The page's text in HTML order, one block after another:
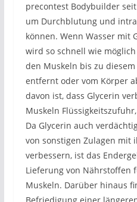
precontest Bodybuilder
um Durchblutung und
können. Wenn Wasser mit
wird so schnell wie
den Muskeln bis zu
entfernt oder vom Körper
davon ist, dass Glycerin
Muskeln
Da Glycerin auch
von sonstigen Zulagen mit
verbessern, ist das
Lieferung von Nährstoffen
Muskeln. Darüber hinaus